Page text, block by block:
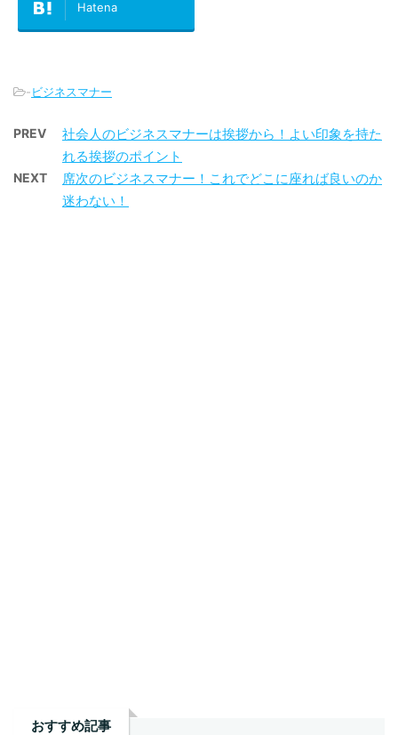
Hatena
-ビジネスマナー
PREV
社会人のビジネスマナーは挨拶から！よい印象を持た
れる挨拶のポイント
NEXT
席次のビジネスマナー！これでどこに座れば良いのか
迷わない！
おすすめ記事